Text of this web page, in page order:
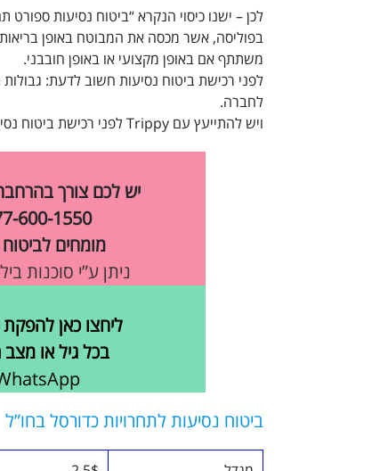
לכן – ישנו כיסוי הנקרא “ביטוח נסיעות ספורט
בפוליסה, אשר מכסה את המבוטח באופן
משתתף אם באופן מקצועי או באופן חובבני.
לפני רכישת ביטוח נסיעות חשוב לדעת: גבולות
לחברה.
ויש להתייעץ עם Trippy לפני רכישת
ביטוח
יש לכם צורך
600-1550
מומחים
ניתן ע”י סוכנות
ליחצו כאן להפקת
בכל גיל או מצב
ביטוח נסיעות לתחרויות כדורסל בחו”ל